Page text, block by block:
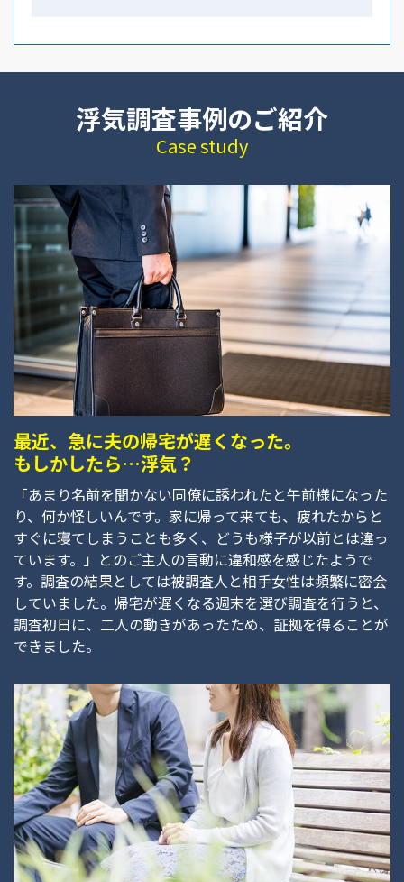
浮気調査事例のご紹介
Case study
最近、急に夫の帰宅が遅くなった。
もしかしたら…浮気？
「あまり名前を聞かない同僚に誘われたと午前様になった
り、何か怪しいんです。家に帰って来ても、疲れたからと
すぐに寝てしまうことも多く、どうも様子が以前とは違っ
ています。」とのご主人の言動に違和感を感じたようで
す。調査の結果としては被調査人と相手女性は頻繁に密会
していました。帰宅が遅くなる週末を選び調査を行うと、
調査初日に、二人の動きがあったため、証拠を得ることが
できました。